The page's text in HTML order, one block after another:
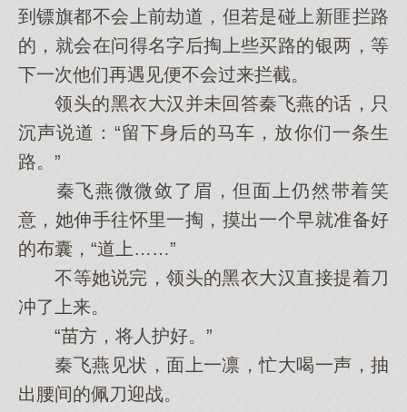
到镖旗都不会上前劫道，但若是碰上新匪拦路
的，就会在问得名字后掏上些买路的银两，等
下一次他们再遇见便不会过来拦截。
领头的黑衣大汉并未回答秦飞燕的话，只
沉声说道：“留下身后的马车，放你们一条生
路。”
秦飞燕微微敛了眉，但面上仍然带着笑
意，她伸手往怀里一掏，摸出一个早就准备好
的布囊，“道上……”
不等她说完，领头的黑衣大汉直接提着刀
冲了上来。
“苗方，将人护好。”
秦飞燕见状，面上一凛，忙大喝一声，抽
出腰间的佩刀迎战。